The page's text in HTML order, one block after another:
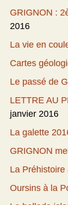
GRIGNON :
2016
La vie en
Cartes
Le passé de
LETTRE AU
janvier 2016
La galette
GRIGNON
La Préhistoire
Oursins à la